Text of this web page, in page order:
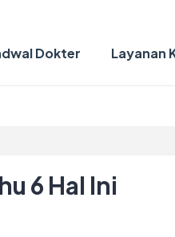
Dokter Layanan
6 Hal Ini